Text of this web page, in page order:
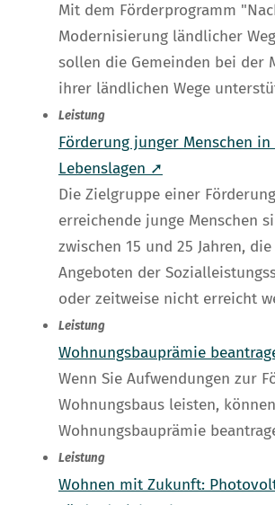
Mit dem Förderprogramm
Modernisierung ländlicher
sollen die Gemeinden bei der
ihrer ländlichen Wege
Leistung
Förderung junger Menschen
Lebenslagen ➚
Die Zielgruppe einer
erreichende junge Menschen
zwischen 15 und 25 Jahren,
Angeboten der
oder zeitweise nicht erreicht
Leistung
Wohnungsbauprämie
Wenn Sie Aufwendungen zur
Wohnungsbaus leisten,
Wohnungsbauprämie
Leistung
Wohnen mit Zukunft: